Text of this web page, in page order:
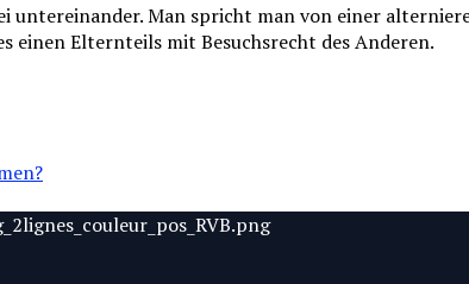
Man spricht man von einer
Elternteils mit Besuchsrecht des Anderen.